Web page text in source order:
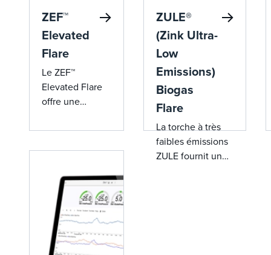
ZEF™
Elevated
Flare
Le ZEF™
Elevated Flare
offre une
rentable pour la
garantissant le
respect de
l’environnement
avec une
efficacité
opérationnelle
ZULE®
(Zink Ultra-
Low
Emissions)
Biogas
Flare
La torche à très
faibles émissions
ZULE fournit une